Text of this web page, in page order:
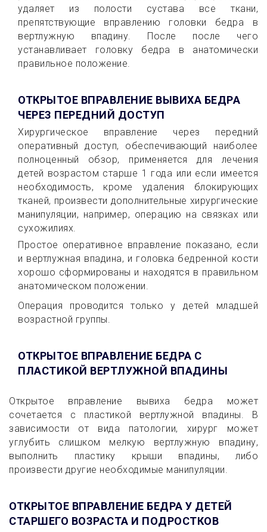
удаляет из полости сустава все ткани,
препятствующие вправлению головки бедра в
вертлужную впадину. После после чего
устанавливает головку бедра в анатомически
правильное положение.
ОТКРЫТОЕ ВПРАВЛЕНИЕ ВЫВИХА БЕДРА
ЧЕРЕЗ ПЕРЕДНИЙ ДОСТУП
Хирургическое вправление через передний
оперативный доступ, обеспечивающий наиболее
полноценный обзор, применяется для лечения
детей возрастом старше 1 года или если имеется
необходимость, кроме удаления блокирующих
тканей, произвести дополнительные хирургические
манипуляции, например, операцию на связках или
сухожилиях.
Простое оперативное вправление показано, если
и вертлужная впадина, и головка бедренной кости
хорошо сформированы и находятся в правильном
анатомическом положении.
Операция проводится только у детей младшей
возрастной группы.
ОТКРЫТОЕ ВПРАВЛЕНИЕ БЕДРА С
ПЛАСТИКОЙ ВЕРТЛУЖНОЙ ВПАДИНЫ
Открытое вправление вывиха бедра может
сочетается с пластикой вертлужной впадины. В
зависимости от вида патологии, хирург может
углубить слишком мелкую вертлужную впадину,
выполнить пластику крыши впадины, либо
произвести другие необходимые манипуляции.
ОТКРЫТОЕ ВПРАВЛЕНИЕ БЕДРА У ДЕТЕЙ
СТАРШЕГО ВОЗРАСТА И ПОДРОСТКОВ